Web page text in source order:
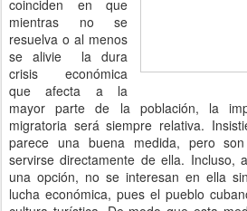
coinciden en que
mientras no se
resuelva o al menos
se alivie la dura
crisis económica
que afecta a la
mayor parte de la población, la
migratoria será siempre relativa.
parece una buena medida, pero
servirse directamente de ella. Incluso,
una opción, no se interesan en ella
lucha económica, pues el pueblo